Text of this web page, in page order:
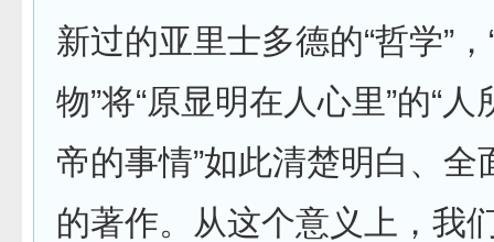
新过的亚里士多德的“哲学”
物”将“原显明在人心里”的“人
帝的事情”如此清楚明白、全
的著作。从这个意义上，我